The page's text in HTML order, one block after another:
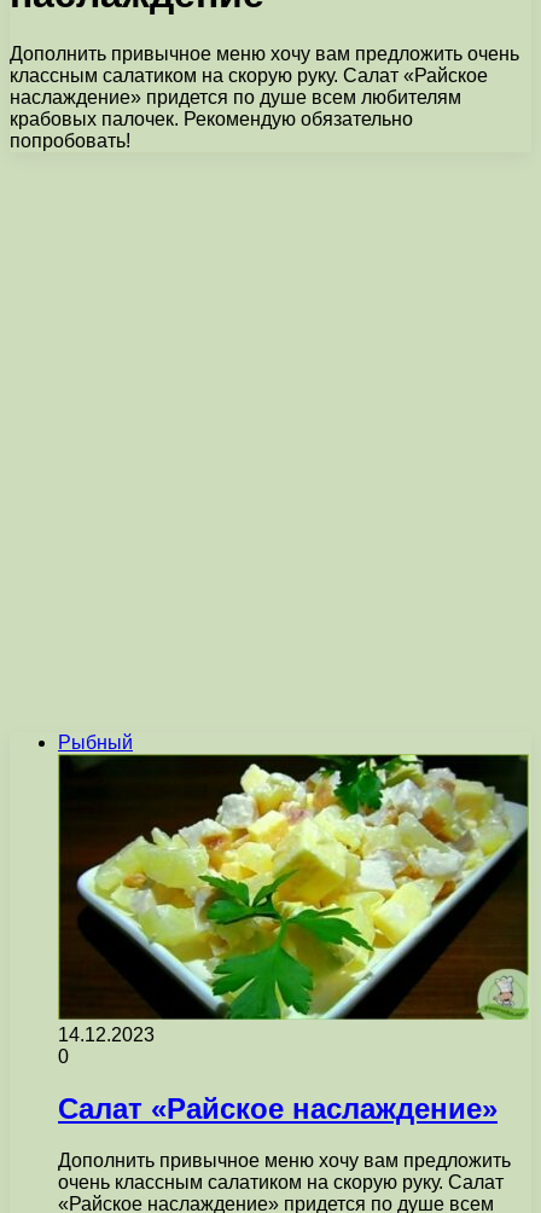
Дополнить привычное меню хочу вам предложить очень
классным салатиком на скорую руку. Салат «Райское
наслаждение» придется по душе всем любителям
крабовых палочек. Рекомендую обязательно
попробовать!
Рыбный
14.12.2023
0
Салат «Райское наслаждение»
Дополнить привычное меню хочу вам предложить
очень классным салатиком на скорую руку. Салат
«Райское наслаждение» придется по душе всем